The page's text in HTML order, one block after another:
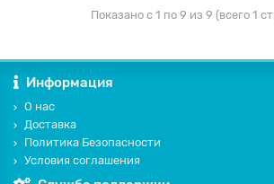
Показано с 1 по 9 из 9 (всего 1
Информация
О нас
Доставка
Политика Безопасности
Условия соглашения